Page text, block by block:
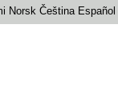
Norsk Čeština Español